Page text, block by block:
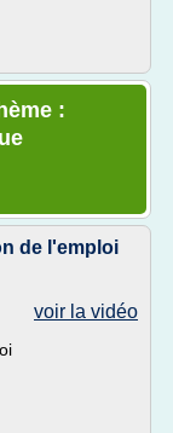
:
de l'emploi
voir la vidéo